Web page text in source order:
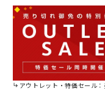
アウトレット・特価セール：売り切れ御免の